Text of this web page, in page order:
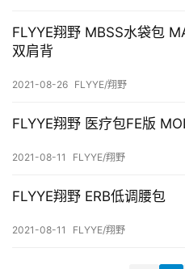
FLYYE翔野 MBSS水袋包
双肩背
2021-08-26 FLYYE/翔野
FLYYE翔野 医疗包FE版
2021-08-11 FLYYE/翔野
FLYYE翔野 ERB低调腰包
2021-08-11 FLYYE/翔野